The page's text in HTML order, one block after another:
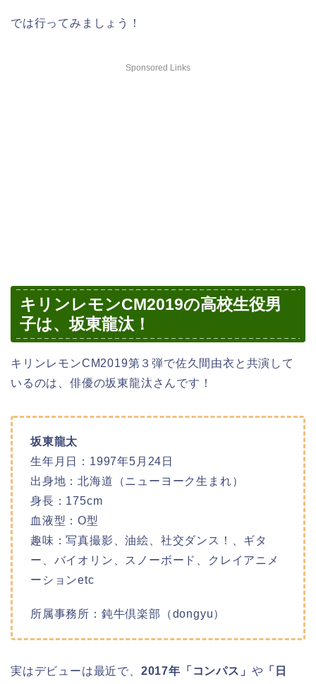
では行ってみましょう！
Sponsored Links
キリンレモンCM2019の高校生役男
子は、坂東龍汰！
キリンレモンCM2019第３弾で佐久間由衣と共演して
いるのは、俳優の坂東龍汰さんです！
坂東龍太
生年月日：1997年5月24日
出身地：北海道（ニューヨーク生まれ）
身長：175cm
血液型：O型
趣味：写真撮影、油絵、社交ダンス！、ギタ
ー、バイオリン、スノーボード、クレイアニメ
ーションetc
所属事務所：鈍牛倶楽部（dongyu）
実はデビューは最近で、 2017年「コンパス」 や 「日